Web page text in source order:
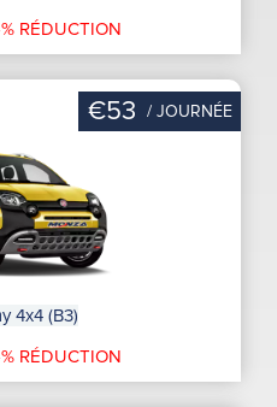
RÉDUCTION
€53 / JOURNÉE
4x4 (B3)
RÉDUCTION